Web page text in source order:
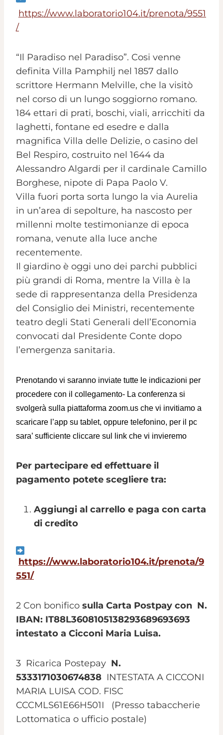
https://www.laboratorio104.it/prenota/9551
/
“Il Paradiso nel Paradiso”. Cosi venne
definita Villa Pamphilj nel 1857 dallo
scrittore Hermann Melville, che la visitò
nel corso di un lungo soggiorno romano.
184 ettari di prati, boschi, viali, arricchiti da
laghetti, fontane ed esedre e dalla
magnifica Villa delle Delizie, o casino del
Bel Respiro, costruito nel 1644 da
Alessandro Algardi per il cardinale Camillo
Borghese, nipote di Papa Paolo V.
Villa fuori porta sorta lungo la via Aurelia
in un’area di sepolture, ha nascosto per
millenni molte testimonianze di epoca
romana, venute alla luce anche
recentemente.
Il giardino è oggi uno dei parchi pubblici
più grandi di Roma, mentre la Villa è la
sede di rappresentanza della Presidenza
del Consiglio dei Ministri, recentemente
teatro degli Stati Generali dell’Economia
convocati dal Presidente Conte dopo
l’emergenza sanitaria.
Prenotando vi saranno inviate tutte le indicazioni per
procedere con il collegamento- La conferenza si
svolgerà sulla piattaforma zoom.us che vi invitiamo a
scaricare l’app su tablet, oppure telefonino, per il pc
sara’ sufficiente cliccare sul link che vi invieremo
Per partecipare ed effettuare il
pagamento potete scegliere tra:
Aggiungi al carrello e paga con carta
di credito
https://www.laboratorio104.it/prenota/9
551/
2 Con bonifico sulla Carta Postpay con N.
IBAN: IT88L3608105138293689693693
intestato a Cicconi Maria Luisa.
3 Ricarica Postepay N.
5333171030674838 INTESTATA A CICCONI
MARIA LUISA COD. FISC
CCCMLS61E66H501I (Presso tabaccherie
Lottomatica o ufficio postale)